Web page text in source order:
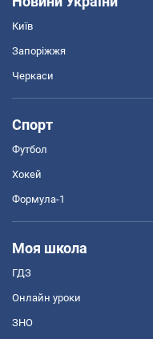
Київ
Запоріжжя
Черкаси
Спорт
Футбол
Хокей
Формула-1
Моя школа
ГДЗ
Онлайн уроки
ЗНО